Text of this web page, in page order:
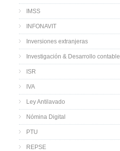
IMSS
INFONAVIT
Inversiones extranjeras
Investigación & Desarrollo contable
ISR
IVA
Ley Antilavado
Nómina Digital
PTU
REPSE